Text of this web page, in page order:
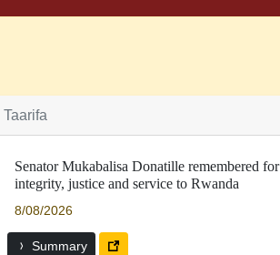
Taarifa
Senator Mukabalisa Donatille remembered for
integrity, justice and service to Rwanda
8/08/2026
Summary